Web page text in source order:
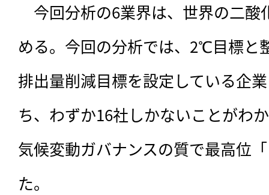
今回分析の6業界は、 世界の二酸
める。今回の分析では、2℃目標と
排出量削減目標を設定している企
ち、わずか16社しかないことがわ
気候変動ガバナンスの質で最高位
た。